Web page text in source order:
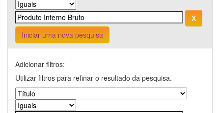
Iniciar uma nova pesquisa
Adicionar filtros:
Utilizar filtros para refinar o resultado da pesquisa.